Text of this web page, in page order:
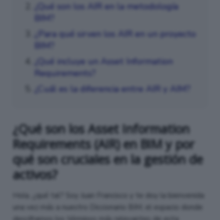
¿Qué son los AIR en la metodología
¿Para qué sirven los AIR en un proyecto
¿Qué incluye un Asset Information
Requirements?
¿Cuál es la diferencia entre AIR y AIM?
¿Qué son los Asset Information
Requirements (AIR) en BIM y por
qué son cruciales en la gestión de
activos?